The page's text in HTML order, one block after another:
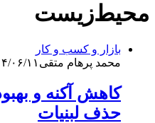
محیط‌زیست
بازار و کسب و کار
محمد پرهام متقی ۱۴۰۴/
کاهش آکنه و
حذف لبنیات